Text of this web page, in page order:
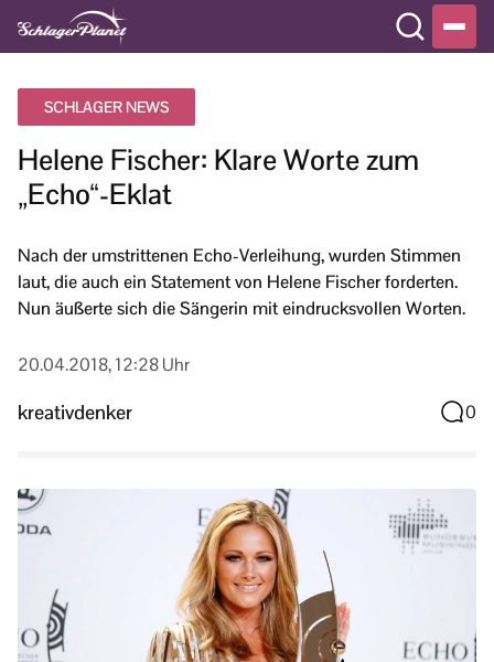
SCHLAGER NEWS
Helene Fischer: Klare Worte zum
„Echo“-Eklat
Nach der umstrittenen Echo-Verleihung, wurden Stimmen
laut, die auch ein Statement von Helene Fischer forderten.
Nun äußerte sich die Sängerin mit eindrucksvollen Worten.
20.04.2018, 12:28 Uhr
kreativdenker 0